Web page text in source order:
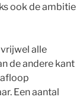
ook de ambitie
alle
de andere kant
Een aantal